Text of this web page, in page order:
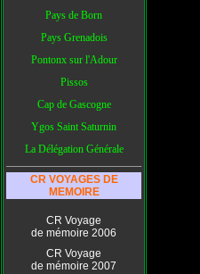
Pays de Born
Pays Grenadois
Pontonx sur l'Adour
Pissos
Cap de Gascogne
Ygos Saint Saturnin
La Délégation Générale
CR VOYAGES DE
MEMOIRE
CR Voyage
de mémoire 2006
CR Voyage
de mémoire 2007